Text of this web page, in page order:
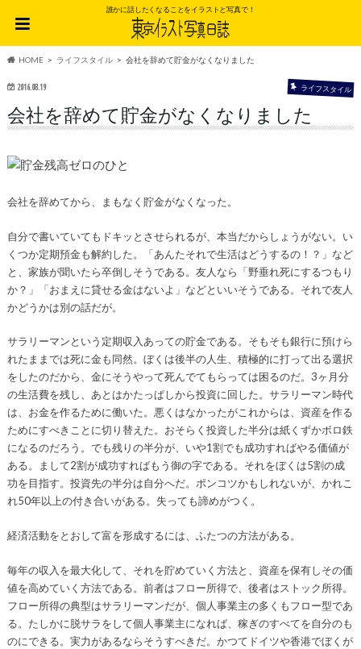
誰かに話したくなることをイラストと写真で！
HOME ライフスタイル 会社を辞めて貯金がなくなりました
2016.08.19 ライフスタイル
会社を辞めて貯金がなくなりました
会社を辞めてから、まもなく貯金がなくなった。
自分で書いていてもドキッとさせられるが、本当だからしょうがない。い
くつか定期預金も解約した。「あんたそれで生活はどうするの！？」など
と、家族が聞いたら卒倒しそうである。友人なら「野垂れ死にするつもり
か？」「おまえに貸せる金はないよ」などといいそうである。それで友人
かどうかは別の話だが。
サラリーマンという定期収入あっての貯金である。そもそも銀行に預けら
れたままでは死に金も同然。ぼくは後半の人生、積極的に打って出る選択
をしたのだから、金にそうやって死んでてもらっては困るのだ。3ヶ月分
の生活費を残し、あとはかたっぱしから投資に回した。サラリーマン時代
は、お金を作るために働いた。悪くはなかったがこれからは、資産を作る
ためにすべきことに切り替えた。おそらく投資した半分は紙くずかボロ鉄
になるのだろう。でも残りの半分が、いや1割でも成功すればやる価値が
ある。まして2割が成功すればもう御の字である。それをぼくは5割の成
功を目指す。投資先の半分は自分へだ。ポンコツかもしれないが、かれこ
れ50年以上の付き合いがある。失っても諦めがつく。
経済活動をとおして富を形成するには、ふたつの方法がある。
毎年の収入を最大化して、それを貯めていく方法と、資産を保有しその価
値を高めていく方法である。前者はフロー所得で、後者はストック所得。
フロー所得の典型はサラリーマンだが、個人事業主の多くもフロー型であ
る。たしかに脱サラをして個人事業主になれば、稼ぎのすべてを自分のも
のにできる。実力があるならそうすべきだ。かつてドイツや香港でぼくが